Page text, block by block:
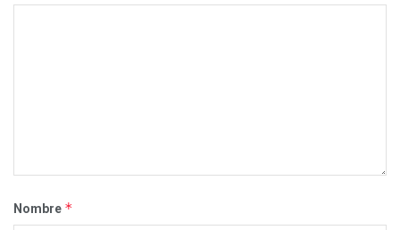
Nombre *